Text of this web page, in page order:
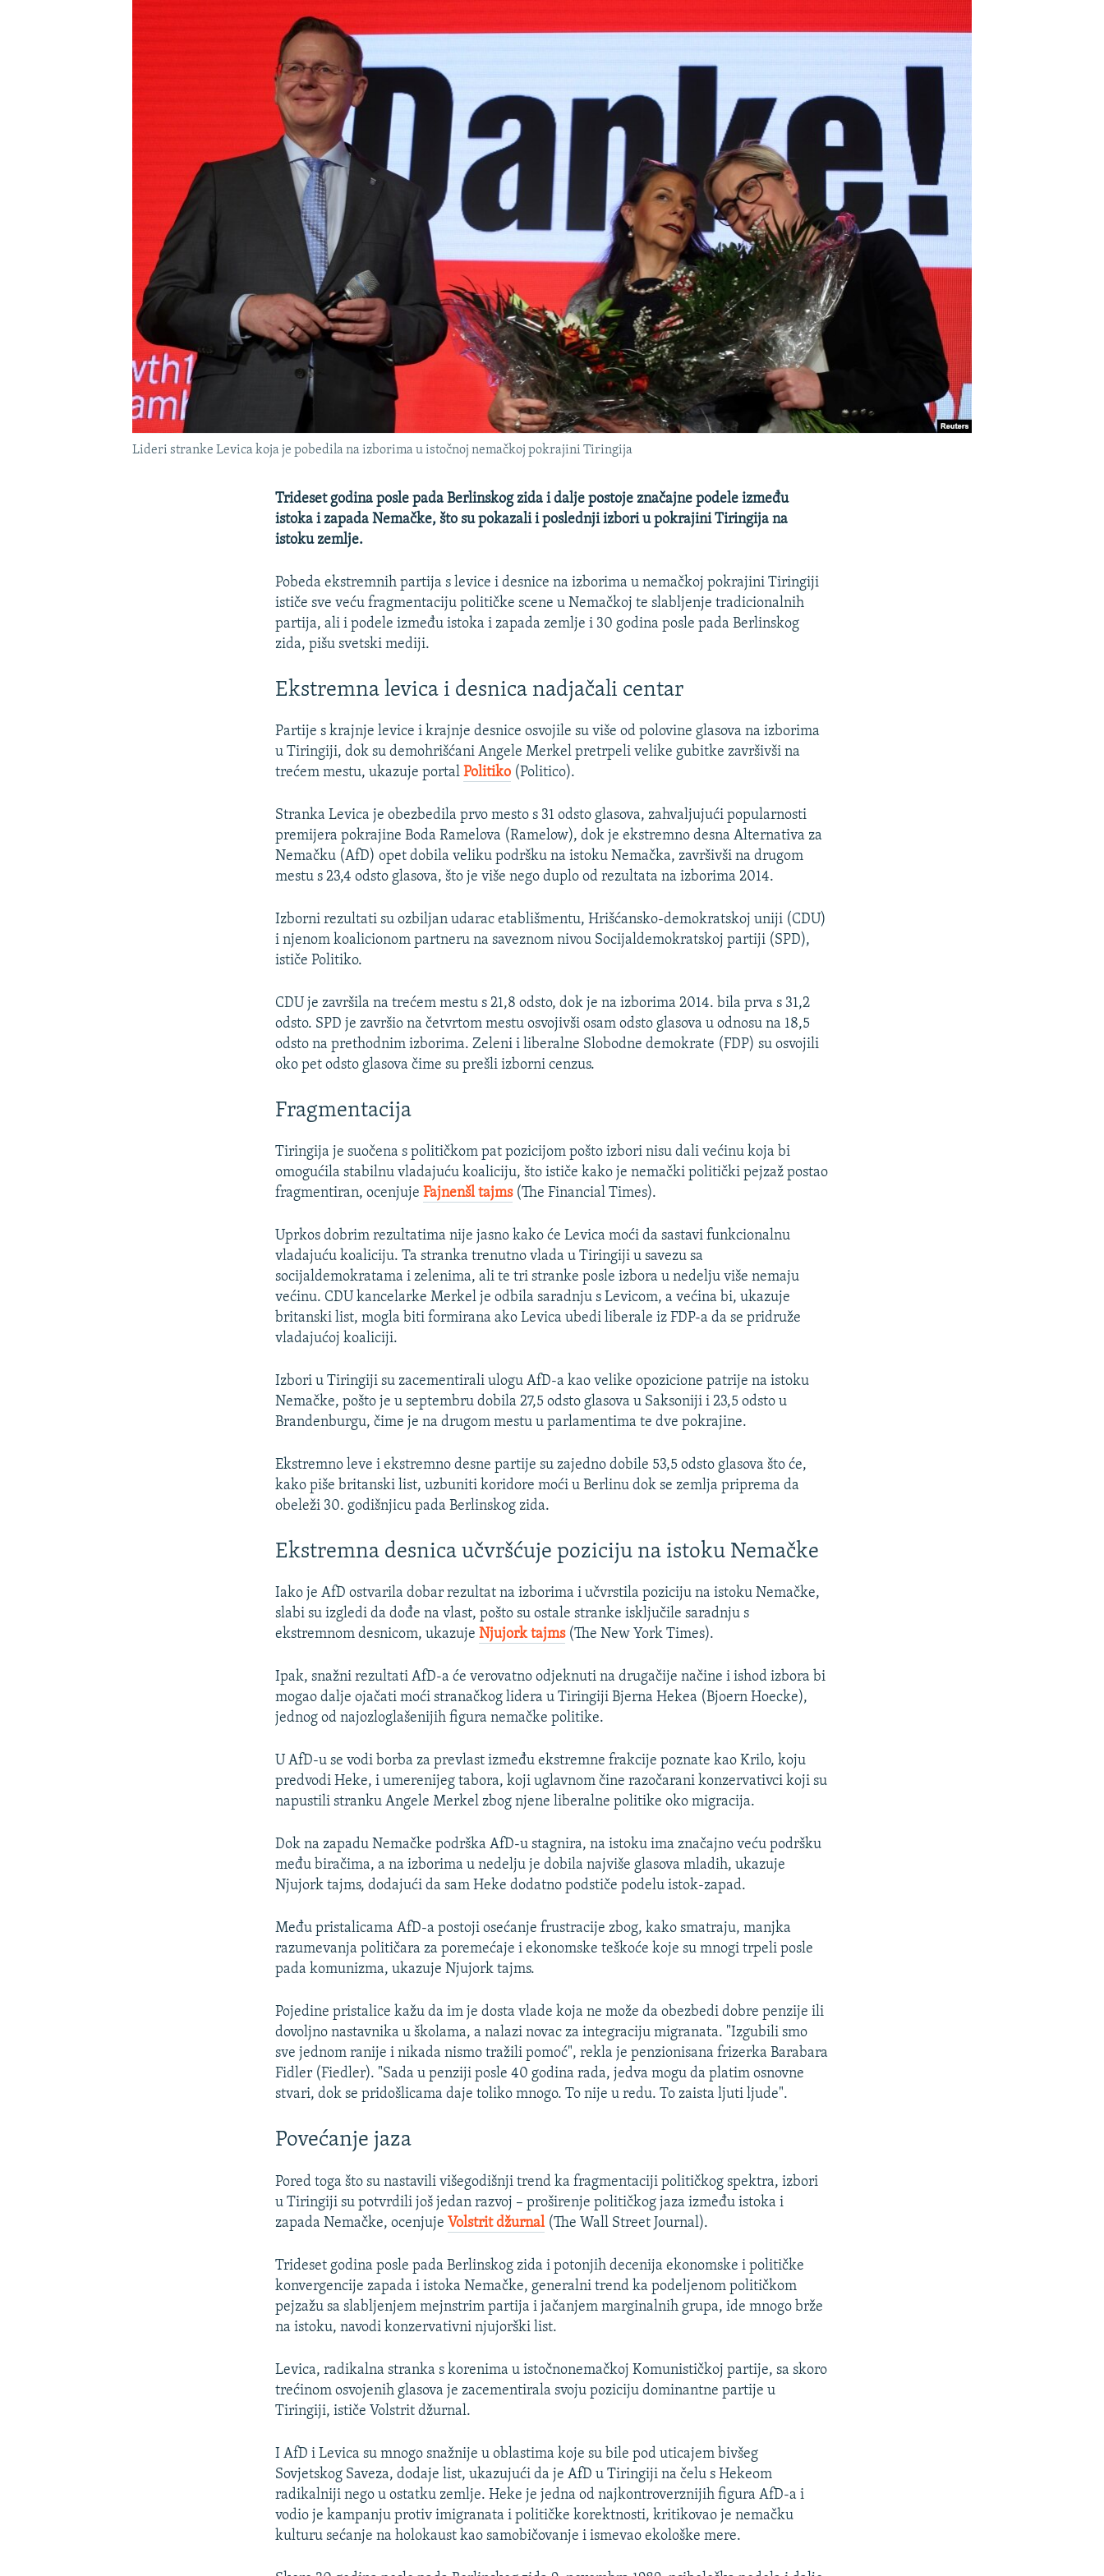
TRI DECENIJE OD RATA U BIH
NASTANAK I RASPAD JUGOSLAVIJE
Lideri stranke Levica koja je pobedila na izborima u istočnoj nemačkoj pokrajini Tiringija
Trideset godina posle pada Berlinskog zida i dalje postoje značajne podele između
istoka i zapada Nemačke, što su pokazali i poslednji izbori u pokrajini Tiringija na
istoku zemlje.
Pobeda ekstremnih partija s levice i desnice na izborima u nemačkoj pokrajini Tiringiji
ističe sve veću fragmentaciju političke scene u Nemačkoj te slabljenje tradicionalnih
partija, ali i podele između istoka i zapada zemlje i 30 godina posle pada Berlinskog
zida, pišu svetski mediji.
Ekstremna levica i desnica nadjačali centar
Partije s krajnje levice i krajnje desnice osvojile su više od polovine glasova na izborima
u Tiringiji, dok su demohrišćani Angele Merkel pretrpeli velike gubitke završivši na
trećem mestu, ukazuje portalPolitiko (Politico).
Stranka Levica je obezbedila prvo mesto s 31 odsto glasova, zahvaljujući popularnosti
premijera pokrajine Boda Ramelova (Ramelow), dok je ekstremno desna Alternativa za
Nemačku (AfD) opet dobila veliku podršku na istoku Nemačka, završivši na drugom
mestu s 23,4 odsto glasova, što je više nego duplo od rezultata na izborima 2014.
Izborni rezultati su ozbiljan udarac etablišmentu, Hrišćansko-demokratskoj uniji (CDU)
i njenom koalicionom partneru na saveznom nivou Socijaldemokratskoj partiji (SPD),
ističe Politiko.
CDU je završila na trećem mestu s 21,8 odsto, dok je na izborima 2014. bila prva s 31,2
odsto. SPD je završio na četvrtom mestu osvojivši osam odsto glasova u odnosu na 18,5
odsto na prethodnim izborima. Zeleni i liberalne Slobodne demokrate (FDP) su osvojili
oko pet odsto glasova čime su prešli izborni cenzus.
Fragmentacija
Tiringija je suočena s političkom pat pozicijom pošto izbori nisu dali većinu koja bi
omogućila stabilnu vladajuću koaliciju, što ističe kako je nemački politički pejzaž postao
fragmentiran, ocenjujeFajnenšl tajms(The Financial Times).
Uprkos dobrim rezultatima nije jasno kako će Levica moći da sastavi funkcionalnu
vladajuću koaliciju. Ta stranka trenutno vlada u Tiringiji u savezu sa
socijaldemokratama i zelenima, ali te tri stranke posle izbora u nedelju više nemaju
većinu. CDU kancelarke Merkel je odbila saradnju s Levicom, a većina bi, ukazuje
britanski list, mogla biti formirana ako Levica ubedi liberale iz FDP-a da se pridruže
vladajućoj koaliciji.
Izbori u Tiringiji su zacementirali ulogu AfD-a kao velike opozicione patrije na istoku
Nemačke, pošto je u septembru dobila 27,5 odsto glasova u Saksoniji i 23,5 odsto u
Brandenburgu, čime je na drugom mestu u parlamentima te dve pokrajine.
Ekstremno leve i ekstremno desne partije su zajedno dobile 53,5 odsto glasova što će,
kako piše britanski list, uzbuniti koridore moći u Berlinu dok se zemlja priprema da
obeleži 30. godišnjicu pada Berlinskog zida.
Ekstremna desnica učvršćuje poziciju na istoku Nemačke
Iako je AfD ostvarila dobar rezultat na izborima i učvrstila poziciju na istoku Nemačke,
slabi su izgledi da dođe na vlast, pošto su ostale stranke isključile saradnju s
ekstremnom desnicom, ukazujeNjujork tajms(The New York Times).
Ipak, snažni rezultati AfD-a će verovatno odjeknuti na drugačije načine i ishod izbora bi
mogao dalje ojačati moći stranačkog lidera u Tiringiji Bjerna Hekea (Bjoern Hoecke),
jednog od najozloglašenijih figura nemačke politike.
U AfD-u se vodi borba za prevlast između ekstremne frakcije poznate kao Krilo, koju
predvodi Heke, i umerenijeg tabora, koji uglavnom čine razočarani konzervativci koji su
napustili stranku Angele Merkel zbog njene liberalne politike oko migracija.
Dok na zapadu Nemačke podrška AfD-u stagnira, na istoku ima značajno veću podršku
među biračima, a na izborima u nedelju je dobila najviše glasova mladih, ukazuje
Njujork tajms, dodajući da sam Heke dodatno podstiče podelu istok-zapad.
Među pristalicama AfD-a postoji osećanje frustracije zbog, kako smatraju, manjka
razumevanja političara za poremećaje i ekonomske teškoće koje su mnogi trpeli posle
pada komunizma, ukazuje Njujork tajms.
Pojedine pristalice kažu da im je dosta vlade koja ne može da obezbedi dobre penzije ili
dovoljno nastavnika u školama, a nalazi novac za integraciju migranata. "Izgubili smo
sve jednom ranije i nikada nismo tražili pomoć", rekla je penzionisana frizerka Barabara
Fidler (Fiedler). "Sada u penziji posle 40 godina rada, jedva mogu da platim osnovne
stvari, dok se pridošlicama daje toliko mnogo. To nije u redu. To zaista ljuti ljude".
Povećanje jaza
Pored toga što su nastavili višegodišnji trend ka fragmentaciji političkog spektra, izbori
u Tiringiji su potvrdili još jedan razvoj – proširenje političkog jaza između istoka i
zapada Nemačke, ocenjuje Volstrit džurnal(The Wall Street Journal).
Trideset godina posle pada Berlinskog zida i potonjih decenija ekonomske i političke
konvergencije zapada i istoka Nemačke, generalni trend ka podeljenom političkom
pejzažu sa slabljenjem mejnstrim partija i jačanjem marginalnih grupa, ide mnogo brže
na istoku, navodi konzervativni njujorški list.
Levica, radikalna stranka s korenima u istočnonemačkoj Komunističkoj partije, sa skoro
trećinom osvojenih glasova je zacementirala svoju poziciju dominantne partije u
Tiringiji, ističe Volstrit džurnal.
I AfD i Levica su mnogo snažnije u oblastima koje su bile pod uticajem bivšeg
Sovjetskog Saveza, dodaje list, ukazujući da je AfD u Tiringiji na čelu s Hekeom
radikalniji nego u ostatku zemlje. Heke je jedna od najkontroverznijih figura AfD-a i
vodio je kampanju protiv imigranata i političke korektnosti, kritikovao je nemačku
kulturu sećanje na holokaust kao samobičovanje i ismevao ekološke mere.